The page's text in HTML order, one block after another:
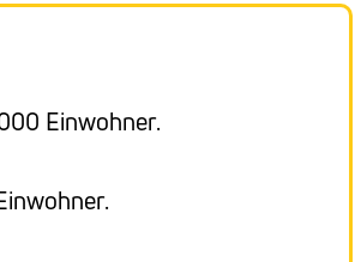
Einwohner.